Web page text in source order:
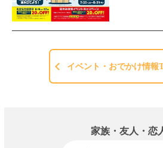
イベント・おでかけ情報
家族・友人・恋